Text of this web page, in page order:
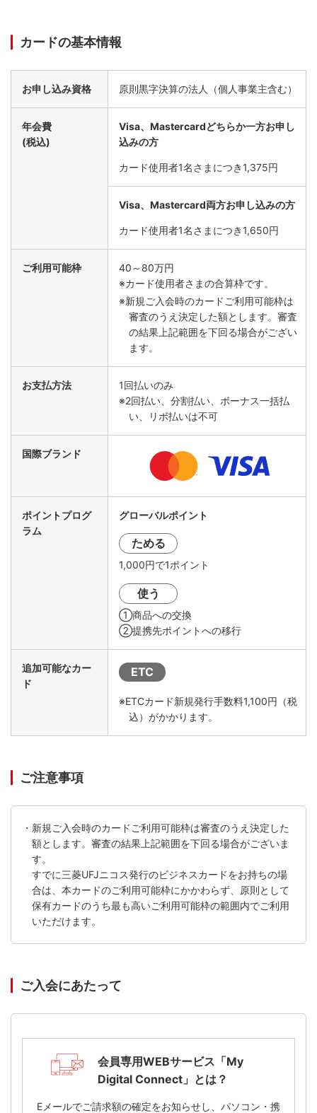
キャッシュフロー改善
経費の支払いをカードに1本化することで、毎月の経費の支
払日を固定。社用資本を効率的に運用いただけます。
カードの基本情報
お申し込み資格 原則黒字決算の法人（個人事業主含む）
年会費
(税込)
Visa、Mastercardどちらか一方お申し
込みの方
カード使用者1名さまにつき1,375円
Visa、Mastercard両方お申し込みの方
カード使用者1名さまにつき1,650円
ご利用可能枠
40～80万円
※カード使用者さまの合算枠です。
※新規ご入会時のカードご利用可能枠は
審査のうえ決定した額とします。審査
の結果上記範囲を下回る場合がござい
ます。
お支払方法
1回払いのみ
※2回払い、分割払い、ボーナス一括払
い、リボ払いは不可
国際ブランド
ポイントプログ
ラム
グローバルポイント
ためる
1,000円で1ポイント
使う
①商品への交換
②提携先ポイントへの移行
追加可能なカー
ド
ETC
※ETCカード新規発行手数料1,100円（税
込）がかかります。
ご注意事項
・新規ご入会時のカードご利用可能枠は審査のうえ決定した
額とします。審査の結果上記範囲を下回る場合がございま
す。
すでに三菱UFJニコス発行のビジネスカードをお持ちの場
合は、本カードのご利用可能枠にかかわらず、原則として
保有カードのうち最も高いご利用可能枠の範囲内でご利用
いただけます。
ご入会にあたって
会員専用WEBサービス「My
Digital Connect」とは？
Eメールでご請求額の確定をお知らせし、パソコン・携